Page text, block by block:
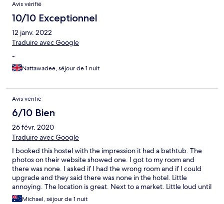
Avis vérifié
10/10 Exceptionnel
12 janv. 2022
Traduire avec Google
-
Nattawadee, séjour de 1 nuit
Avis vérifié
6/10 Bien
26 févr. 2020
Traduire avec Google
I booked this hostel with the impression it had a bathtub. The
photos on their website showed one. I got to my room and
there was none. I asked if I had the wrong room and if I could
upgrade and they said there was none in the hotel. Little
annoying. The location is great. Next to a market. Little loud until
10pm though. Breakfast was included and rather nice.
Michael, séjour de 1 nuit